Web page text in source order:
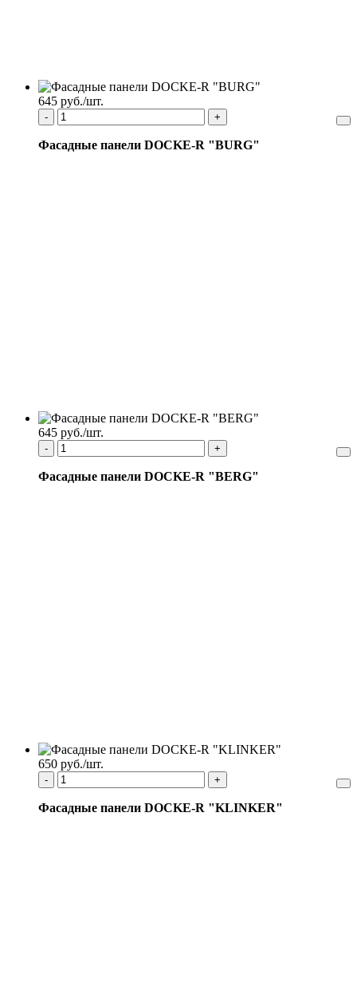
645 руб./шт.
- +
Фасадные панели DOCKE-R "BURG"
645 руб./шт.
- +
Фасадные панели DOCKE-R "BERG"
650 руб./шт.
- +
Фасадные панели DOCKE-R "KLINKER"